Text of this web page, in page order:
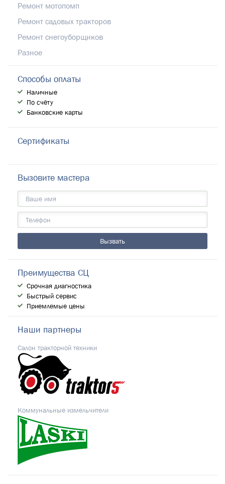
Ремонт мотопомп
Ремонт садовых тракторов
Ремонт снегоуборщиков
Разное
Способы оплаты
Наличные
По счёту
Банковские карты
Сертификаты
Вызовите мастера
Преимущества СЦ
Срочная диагностика
Быстрый сервис
Приемлемые цены
Наши партнеры
Салон тракторной техники
Коммунальные измельчители